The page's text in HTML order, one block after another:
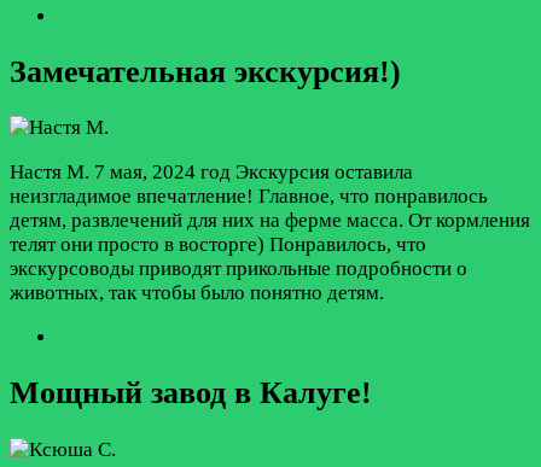
Замечательная экскурсия!)
Настя М. 7 мая, 2024 год Экскурсия оставила
неизгладимое впечатление! Главное, что понравилось
детям, развлечений для них на ферме масса. От кормления
телят они просто в восторге) Понравилось, что
экскурсоводы приводят прикольные подробности о
животных, так чтобы было понятно детям.
Мощный завод в Калуге!